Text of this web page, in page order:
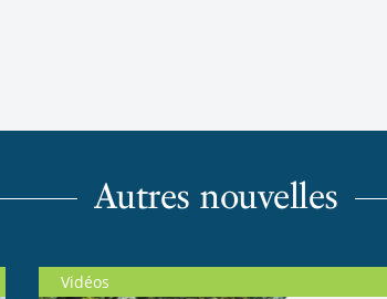
Autres nouvelles
Vidéos